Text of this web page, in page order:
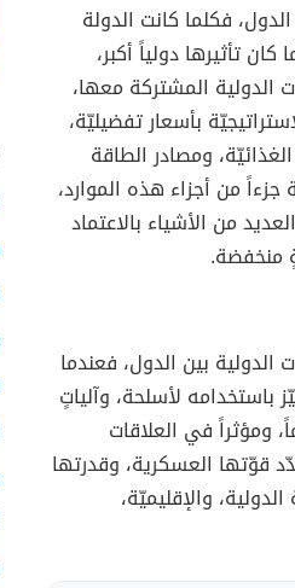
فكلما كانت الدولة
تأثيرها دولياً أكبر،
المشتركة معها،
بأسعار تفضيليّة،
ومصادر الطاقة
جزءاً من أجزاء هذه الموارد،
من الأشياء بالاعتماد
منخفضة.
بين الدول، فعندما
لأسلحة، وآلياتٍ
ومؤثراً في العلاقات
قوّتها العسكرية، وقدرتها
والإقليميّة،